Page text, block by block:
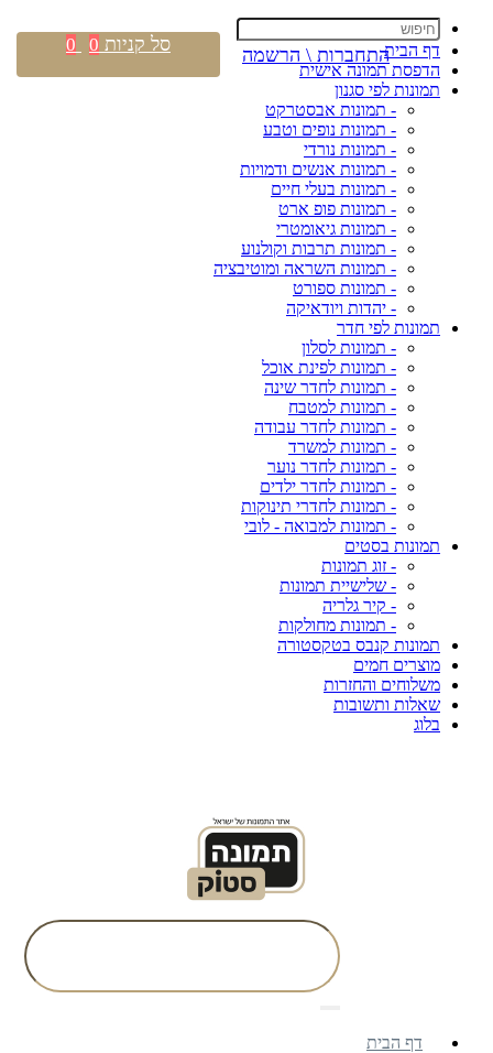
דף הבית
הדפסת תמונה אישית
תמונות לפי סגנון
- תמונות אבסטרקט
- תמונות נופים וטבע
- תמונות נורדי
- תמונות אנשים ודמויות
- תמונות בעלי חיים
- תמונות פופ ארט
- תמונות גיאומטרי
- תמונות תרבות וקולנוע
- תמונות השראה ומוטיבציה
- תמונות ספורט
- יהדות ויודאיקה
תמונות לפי חדר
- תמונות לסלון
- תמונות לפינת אוכל
- תמונות לחדר שינה
- תמונות למטבח
- תמונות לחדר עבודה
- תמונות למשרד
- תמונות לחדר נוער
- תמונות לחדר ילדים
- תמונות לחדרי תינוקות
- תמונות למבואה - לובי
תמונות בסטים
- זוג תמונות
- שלישיית תמונות
- קיר גלריה
- תמונות מחולקות
תמונות קנבס בטקסטורה
מוצרים חמים
משלוחים והחזרות
שאלות ותשובות
בלוג
התחברות \ הרשמה סל קניות 0
0
דף הבית